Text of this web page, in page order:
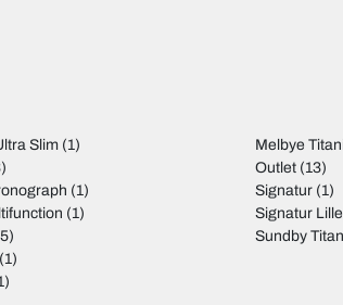
Slim(1)
(1)
(1)
Melbye
Outlet (13)
Signatur (1)
Signatur Lille
Sundby